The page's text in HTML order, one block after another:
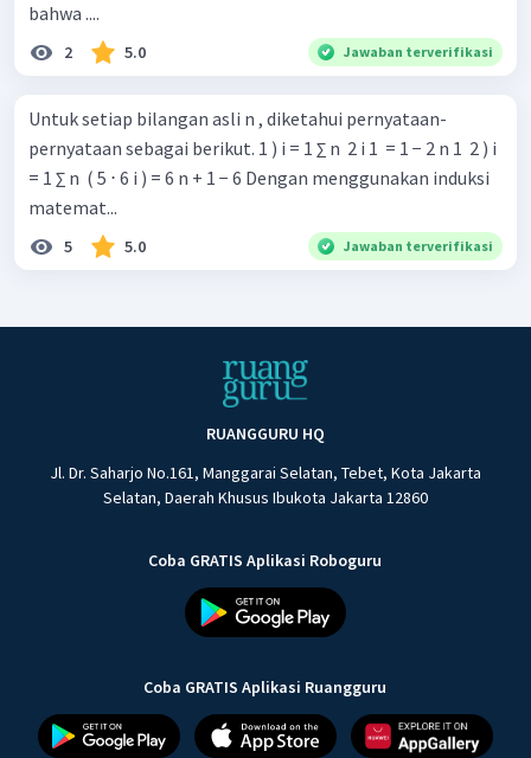
Dari penjabaran di atas, didapatkan bahwa bentuk pada
ruas kiri
sama dengan bentuk pada ruas kanannya
sehingga
bernilai benar.
Dengan demikian, pada proses pembuktian dengan induksi
matematika, disimpulkan bahwa pernyataan tidak
bahwa ....
2 5.0 Jawaban terverifikasi
Untuk setiap bilangan asli n , diketahui pernyataan-
pernyataan sebagai berikut. 1 ) i = 1 ∑ n ​ 2 i 1 ​ = 1 − 2 n 1 ​ 2 ) i
= 1 ∑ n ​ ( 5 ⋅ 6 i ) = 6 n + 1 − 6 Dengan menggunakan induksi
matemat...
5 5.0 Jawaban terverifikasi
RUANGGURU HQ
Jl. Dr. Saharjo No.161, Manggarai Selatan, Tebet, Kota Jakarta
Selatan, Daerah Khusus Ibukota Jakarta 12860
Coba GRATIS Aplikasi Roboguru
Coba GRATIS Aplikasi Ruangguru